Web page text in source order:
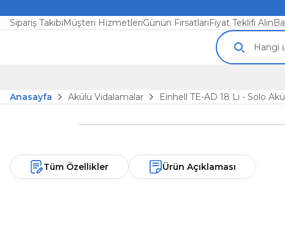
Sipariş TakibiMüşteri HizmetleriGünün FırsatlarıFiyat Teklifi Alın
Anasayfa
Akülü Vidalamalar Einhell TE-AD 18 Li - Solo
Tüm Özellikler Ürün Açıklaması